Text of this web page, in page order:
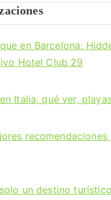
en Barcelona:
Hotel Club 29
Italia, qué ver,
recomendaciones
un destino